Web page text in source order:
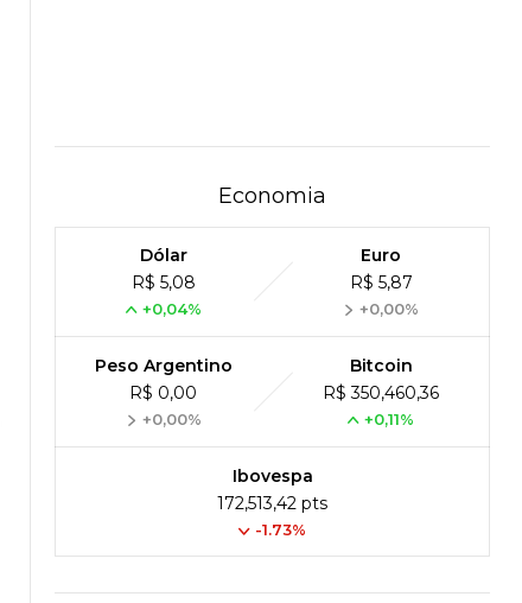
Economia
Dólar
R$ 5,08
+0,04%
Euro
R$ 5,87
+0,00%
Peso Argentino
R$ 0,00
+0,00%
Bitcoin
R$ 350,460,36
+0,11%
Ibovespa
172,513,42 pts
-1.73%